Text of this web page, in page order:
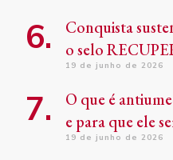
Conquista
o selo
19 de junho de 2026
O que é
e para que ele
19 de junho de 2026